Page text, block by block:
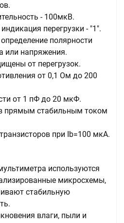
- 100мкВ.
перегрузки - "1".
полярности
или напряжения.
от перегрузок.
от 0,1 Ом до 200
от 1 пФ до 20 мкФ.
прямым стабильным током
при Ib=100 мкА.
используются
микросхемы,
стабильную
влаги, пыли и